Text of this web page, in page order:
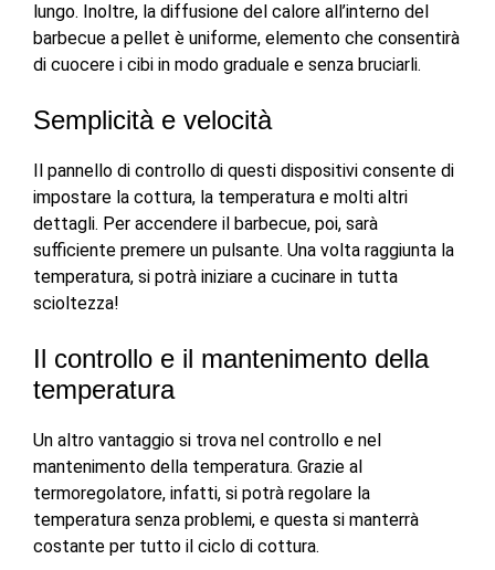
lungo. Inoltre, la diffusione del calore all’interno del
barbecue a pellet è uniforme, elemento che consentirà
di cuocere i cibi in modo graduale e senza bruciarli.
Semplicità e velocità
Il pannello di controllo di questi dispositivi consente di
impostare la cottura, la temperatura e molti altri
dettagli. Per accendere il barbecue, poi, sarà
sufficiente premere un pulsante. Una volta raggiunta la
temperatura, si potrà iniziare a cucinare in tutta
scioltezza!
Il controllo e il mantenimento della
temperatura
Un altro vantaggio si trova nel controllo e nel
mantenimento della temperatura. Grazie al
termoregolatore, infatti, si potrà regolare la
temperatura senza problemi, e questa si manterrà
costante per tutto il ciclo di cottura.